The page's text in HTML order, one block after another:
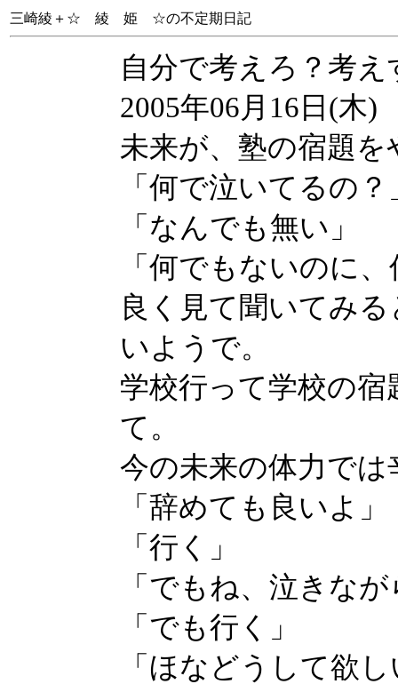
三崎綾＋☆ 綾 姫 ☆の不定期日記
自分で考えろ？考え
2005年06月16日(木)
未来が、塾の宿題
「何で泣いてるの？
「なんでも無い」
「何でもないのに
良く見て聞いてみ
いようで。
学校行って学校の
て。
今の未来の体力で
「辞めても良いよ」
「行く」
「でもね、泣きな
「でも行く」
「ほなどうして欲